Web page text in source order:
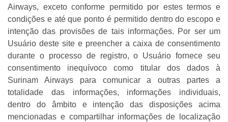
Airways, exceto conforme permitido por estes termos e
condições e até que ponto é permitido dentro do escopo e
intenção das provisões de tais informações. Por ser um
Usuário deste site e preencher a caixa de consentimento
durante o processo de registro, o Usuário fornece seu
consentimento inequívoco como titular dos dados à
Surinam Airways para comunicar a outras partes a
totalidade das informações, informações individuais,
dentro do âmbito e intenção das disposições acima
mencionadas e compartilhar informações de localização